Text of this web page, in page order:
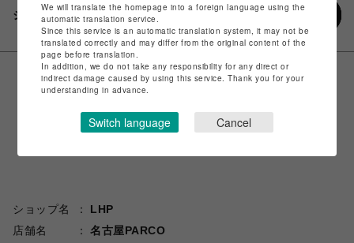
シェアする
ショップ名
LHP
店舗名
名古屋PARCO
We will translate the homepage into a foreign language using the
automatic translation service.
Since this service is an automatic translation system, it may not be
translated correctly and may differ from the original content of the
page before translation.
In addition, we do not take any responsibility for any direct or
indirect damage caused by using this service. Thank you for your
understanding in advance.
Switch language Cancel